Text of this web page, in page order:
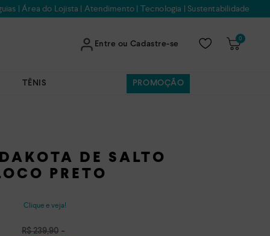
|Área do Lojista | Atendimento| Tecnologia |Sustentabilidade
Entre ou Cadastre-se
0
TÊNIS PROMOÇÃO
DE SALTO
PRETO
Clique e veja!
R$ 239,90